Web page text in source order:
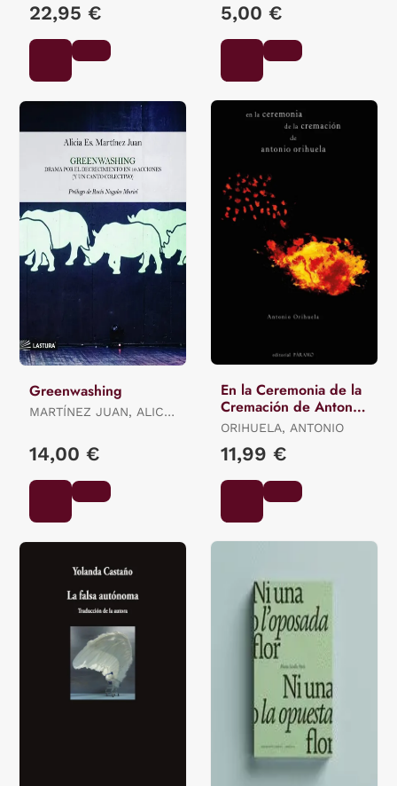
22,95 € 5,00 €
Greenwashing
MARTÍNEZ JUAN, ALICIA
14,00 €
En la Ceremonia de la
Cremación de Antonio
Orihuela
ORIHUELA, ANTONIO
11,99 €